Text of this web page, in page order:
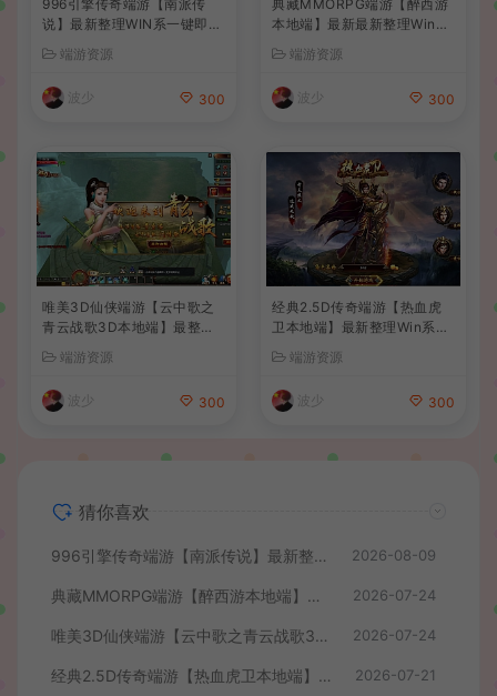
996引擎传奇端游【南派传
说】最新整理WIN系一键即玩
单机端+PC客户端+详细搭建
教程
端游资源
波少 300
典藏MMORPG端游【醉西游
本地端】最新最新整理Win系
服务端+PC客户端+GM后台
+详细搭建教程
端游资源
波少 300
唯美3D仙侠端游【云中歌之
青云战歌3D本地端】最整理
Win系服务端+PC客户端+G
M工具+详细搭建教程
端游资源
波少 300
经典2.5D传奇端游【热血虎
卫本地端】最新整理Win系服
务端+PC客户端+详细搭建教
程
端游资源
波少 300
猜你喜欢
996引擎传奇端游【南派传说】最新整理WIN系一键即玩单机端+PC客户端+详细搭建教程 2026-08-09
典藏MMORPG端游【醉西游本地端】最新最新整理Win系服务端+PC客户端+GM后台+详细搭建教程 2026-07-24
唯美3D仙侠端游【云中歌之青云战歌3D本地端】最整理Win系服务端+PC客户端+GM工具+详细搭建教程 2026-07-24
经典2.5D传奇端游【热血虎卫本地端】最新整理Win系服务端+PC客户端+详细搭建教程 2026-07-21